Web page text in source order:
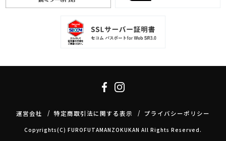
運営会社 特定商取引法に関する表示 プライバシーポリシー
Copyrights(C) FUROFUTAMANZOKUKAN All Rights Reserved.